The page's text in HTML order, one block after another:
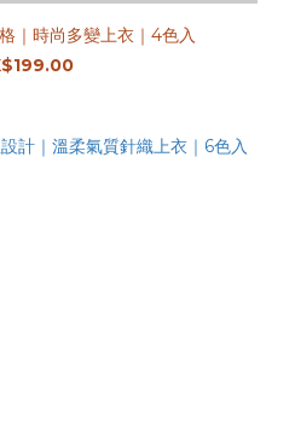
｜時尚多變上衣｜4色入